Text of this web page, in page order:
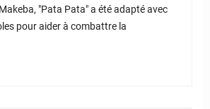
"Pata Pata" a été adapté avec
pour aider à combattre la